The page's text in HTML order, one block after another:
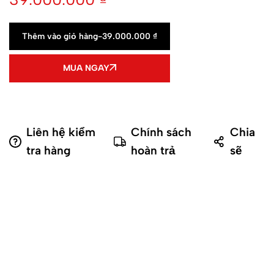
Thêm vào giỏ hàng-39.000.000 ₫
MUA NGAY
Liên hệ kiểm
tra hàng
Chính sách
hoàn trả
Chia
sẽ